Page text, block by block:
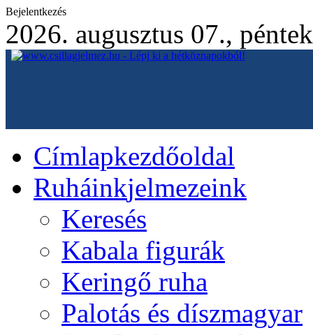
Bejelentkezés
2026. augusztus 07., péntek
Címlapkezdőoldal
Ruháinkjelmezeink
Keresés
Kabala figurák
Keringő ruha
Palotás és díszmagyar